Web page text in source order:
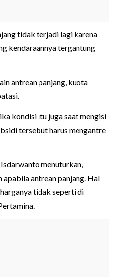
tidak terjadi lagi karena
kendaraannya tergantung
antrean panjang, kuota
kondisi itu juga saat mengisi
tersebut harus mengantre
menuturkan,
apabila antrean panjang. Hal
tidak seperti di